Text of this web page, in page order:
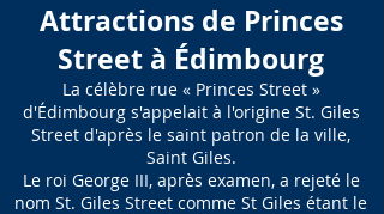
Attractions de Princes
Street à Édimbourg
La célèbre rue « Princes Street »
d'Édimbourg s'appelait à l'origine St. Giles
Street d'après le saint patron de la ville,
Saint Giles.
Le roi George III, après examen, a rejeté le
nom St. Giles Street comme St Giles étant le